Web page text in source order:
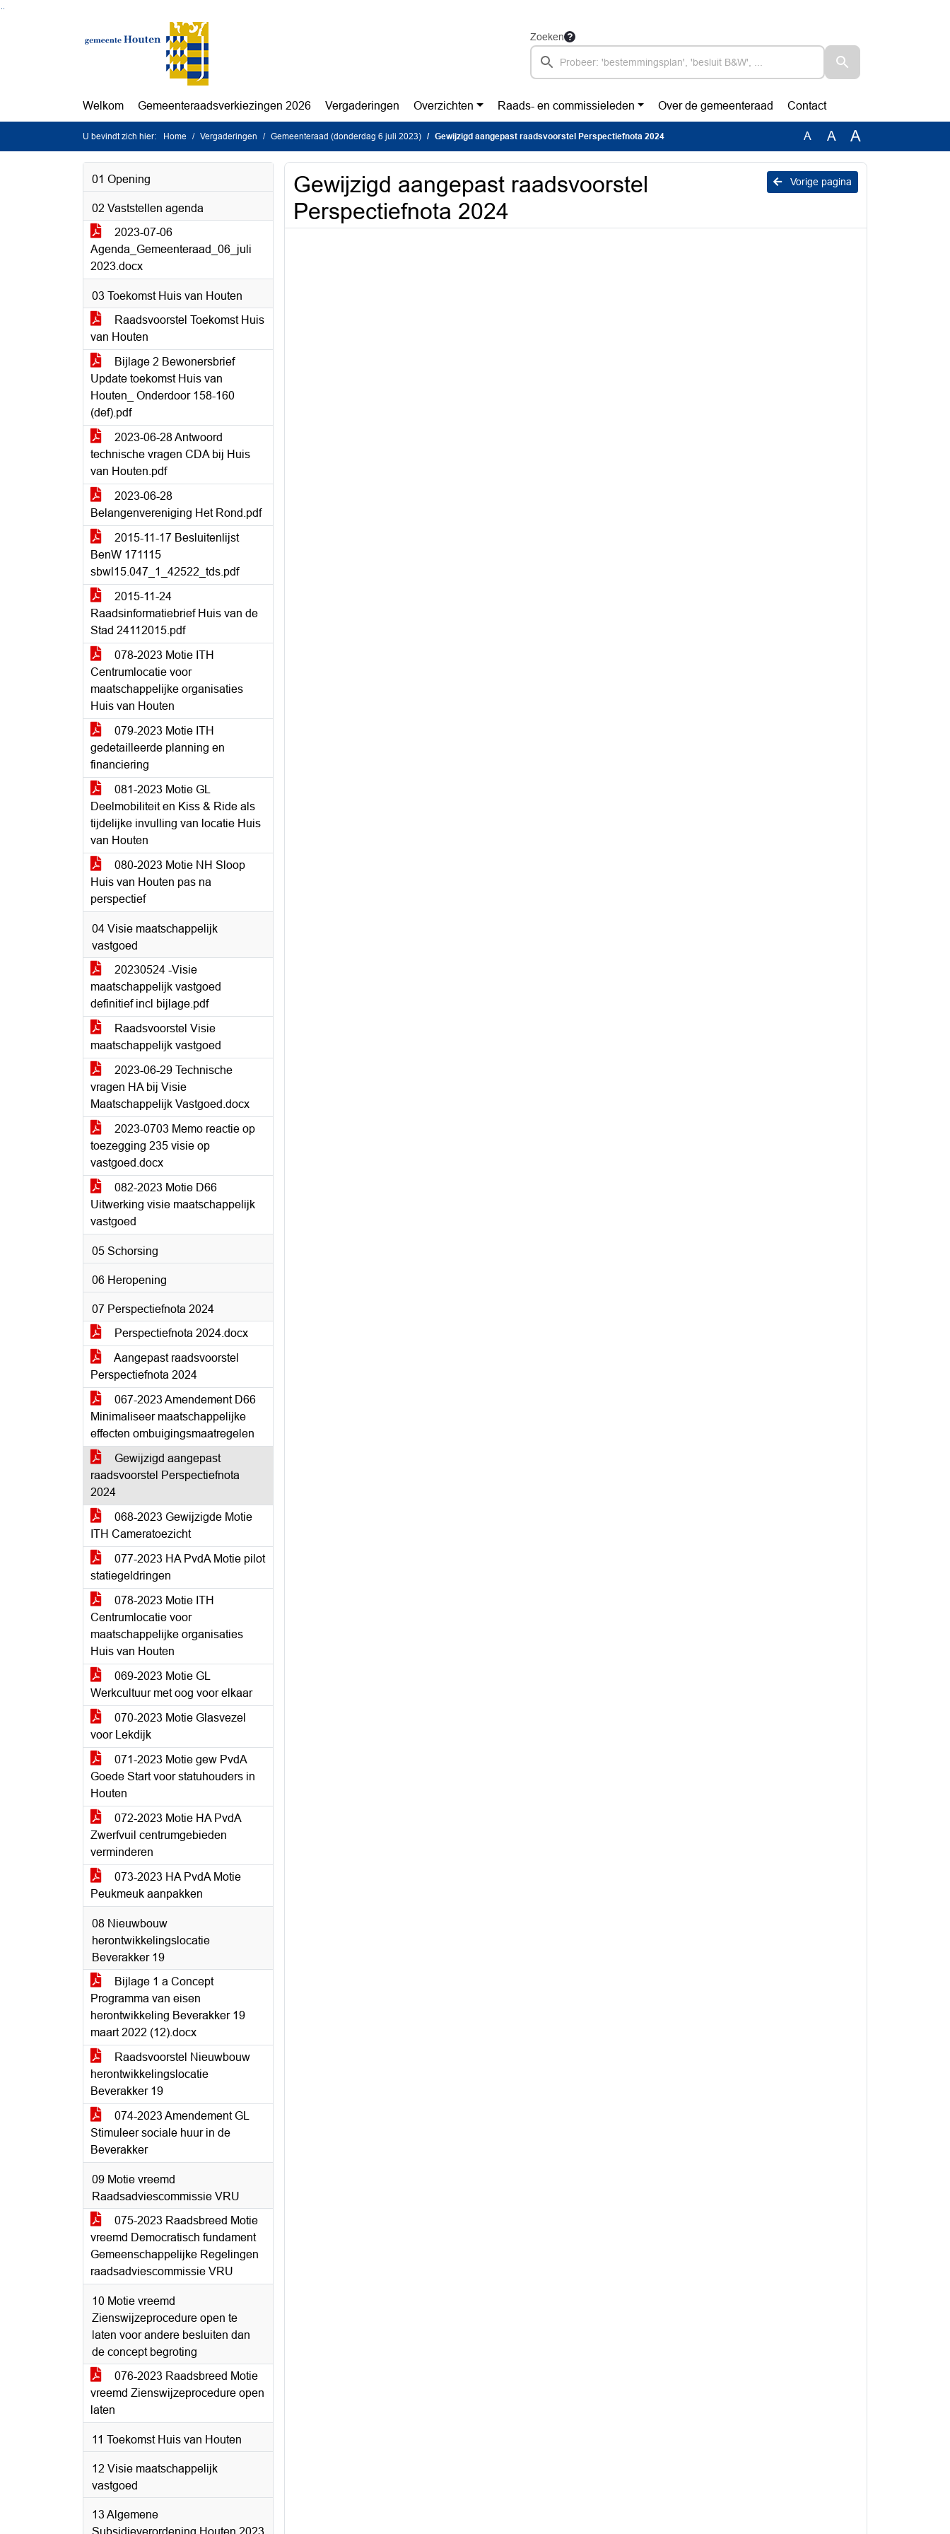
Zoeken
Welkom Gemeenteraadsverkiezingen 2026 Vergaderingen Overzichten Raads- en commissieleden Over de gemeenteraad Contact
U bevindt zich hier: Home Vergaderingen Gemeenteraad (donderdag 6 juli 2023) Gewijzigd aangepast raadsvoorstel Perspectiefnota 2024 A A A
01 Opening
02 Vaststellen agenda
2023-07-06
Agenda_Gemeenteraad_06_juli
2023.docx
03 Toekomst Huis van Houten
Raadsvoorstel Toekomst Huis
van Houten
Bijlage 2 Bewonersbrief
Update toekomst Huis van
Houten_ Onderdoor 158-160
(def).pdf
2023-06-28 Antwoord
technische vragen CDA bij Huis
van Houten.pdf
2023-06-28
Belangenvereniging Het Rond.pdf
2015-11-17 Besluitenlijst
BenW 171115
sbwl15.047_1_42522_tds.pdf
2015-11-24
Raadsinformatiebrief Huis van de
Stad 24112015.pdf
078-2023 Motie ITH
Centrumlocatie voor
maatschappelijke organisaties
Huis van Houten
079-2023 Motie ITH
gedetailleerde planning en
financiering
081-2023 Motie GL
Deelmobiliteit en Kiss & Ride als
tijdelijke invulling van locatie Huis
van Houten
080-2023 Motie NH Sloop
Huis van Houten pas na
perspectief
04 Visie maatschappelijk
vastgoed
20230524 -Visie
maatschappelijk vastgoed
definitief incl bijlage.pdf
Raadsvoorstel Visie
maatschappelijk vastgoed
2023-06-29 Technische
vragen HA bij Visie
Maatschappelijk Vastgoed.docx
2023-0703 Memo reactie op
toezegging 235 visie op
vastgoed.docx
082-2023 Motie D66
Uitwerking visie maatschappelijk
vastgoed
05 Schorsing
06 Heropening
07 Perspectiefnota 2024
Perspectiefnota 2024.docx
Aangepast raadsvoorstel
Perspectiefnota 2024
067-2023 Amendement D66
Minimaliseer maatschappelijke
effecten ombuigingsmaatregelen
Gewijzigd aangepast
raadsvoorstel Perspectiefnota
2024
068-2023 Gewijzigde Motie
ITH Cameratoezicht
077-2023 HA PvdA Motie pilot
statiegeldringen
078-2023 Motie ITH
Centrumlocatie voor
maatschappelijke organisaties
Huis van Houten
069-2023 Motie GL
Werkcultuur met oog voor elkaar
070-2023 Motie Glasvezel
voor Lekdijk
071-2023 Motie gew PvdA
Goede Start voor statuhouders in
Houten
072-2023 Motie HA PvdA
Zwerfvuil centrumgebieden
verminderen
073-2023 HA PvdA Motie
Peukmeuk aanpakken
08 Nieuwbouw
herontwikkelingslocatie
Beverakker 19
Bijlage 1 a Concept
Programma van eisen
herontwikkeling Beverakker 19
maart 2022 (12).docx
Raadsvoorstel Nieuwbouw
herontwikkelingslocatie
Beverakker 19
074-2023 Amendement GL
Stimuleer sociale huur in de
Beverakker
09 Motie vreemd
Raadsadviescommissie VRU
075-2023 Raadsbreed Motie
vreemd Democratisch fundament
Gemeenschappelijke Regelingen
raadsadviescommissie VRU
10 Motie vreemd
Zienswijzeprocedure open te
laten voor andere besluiten dan
de concept begroting
076-2023 Raadsbreed Motie
vreemd Zienswijzeprocedure open
laten
11 Toekomst Huis van Houten
12 Visie maatschappelijk
vastgoed
13 Algemene
Subsidieverordening Houten 2023
Vorige pagina
Gewijzigd aangepast raadsvoorstel
Perspectiefnota 2024